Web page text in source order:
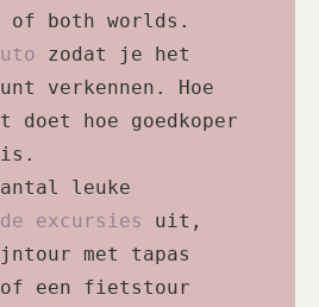
of both worlds.
zodat je het
verkennen. Hoe
hoe goedkoper
is.
excursies
uit,
met tapas
of een fietstour